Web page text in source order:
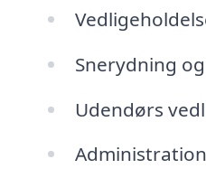
Snerydning
Udendørs